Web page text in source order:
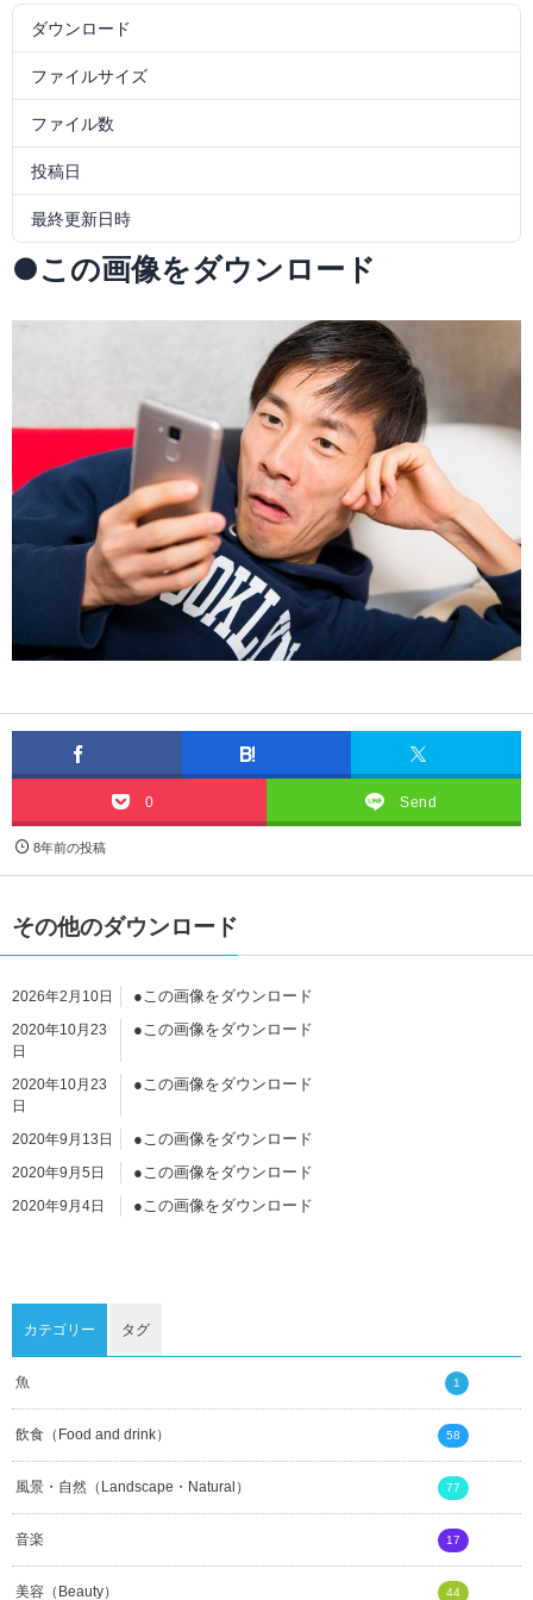
ダウンロード
ファイルサイズ
ファイル数
投稿日
最終更新日時
●この画像をダウンロード
0 Send
8年前の投稿
その他のダウンロード
2026年2月10日 ●この画像をダウンロード
2020年10月23
日
●この画像をダウンロード
2020年10月23
日
●この画像をダウンロード
2020年9月13日 ●この画像をダウンロード
2020年9月5日 ●この画像をダウンロード
2020年9月4日 ●この画像をダウンロード
カテゴリー タグ
魚 1
飲食（Food and drink） 58
風景・自然（Landscape・Natural） 77
音楽 17
美容（Beauty） 44